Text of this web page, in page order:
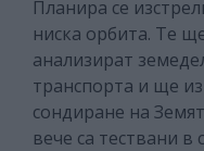
Планира се
ниска орбита. Те
анализират
транспорта и ще
сондиране на
вече са тествани в